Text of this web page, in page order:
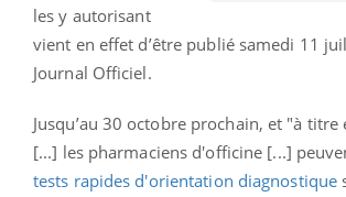
les y autorisant
vient en effet d’être publié samedi 11
Journal Officiel.
Jusqu’au 30 octobre prochain, et "à titre
[...] les pharmaciens d'officine [...]
tests rapides d'orientation diagnostique